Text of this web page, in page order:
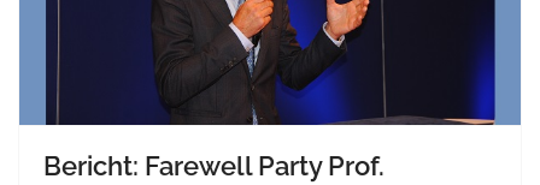
Bericht: Farewell Party Prof.